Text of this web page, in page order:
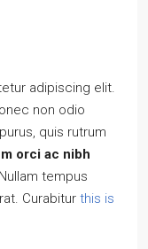
adipiscing elit.
non odio
quis rutrum
orci ac nibh
tempus
Curabitur this is